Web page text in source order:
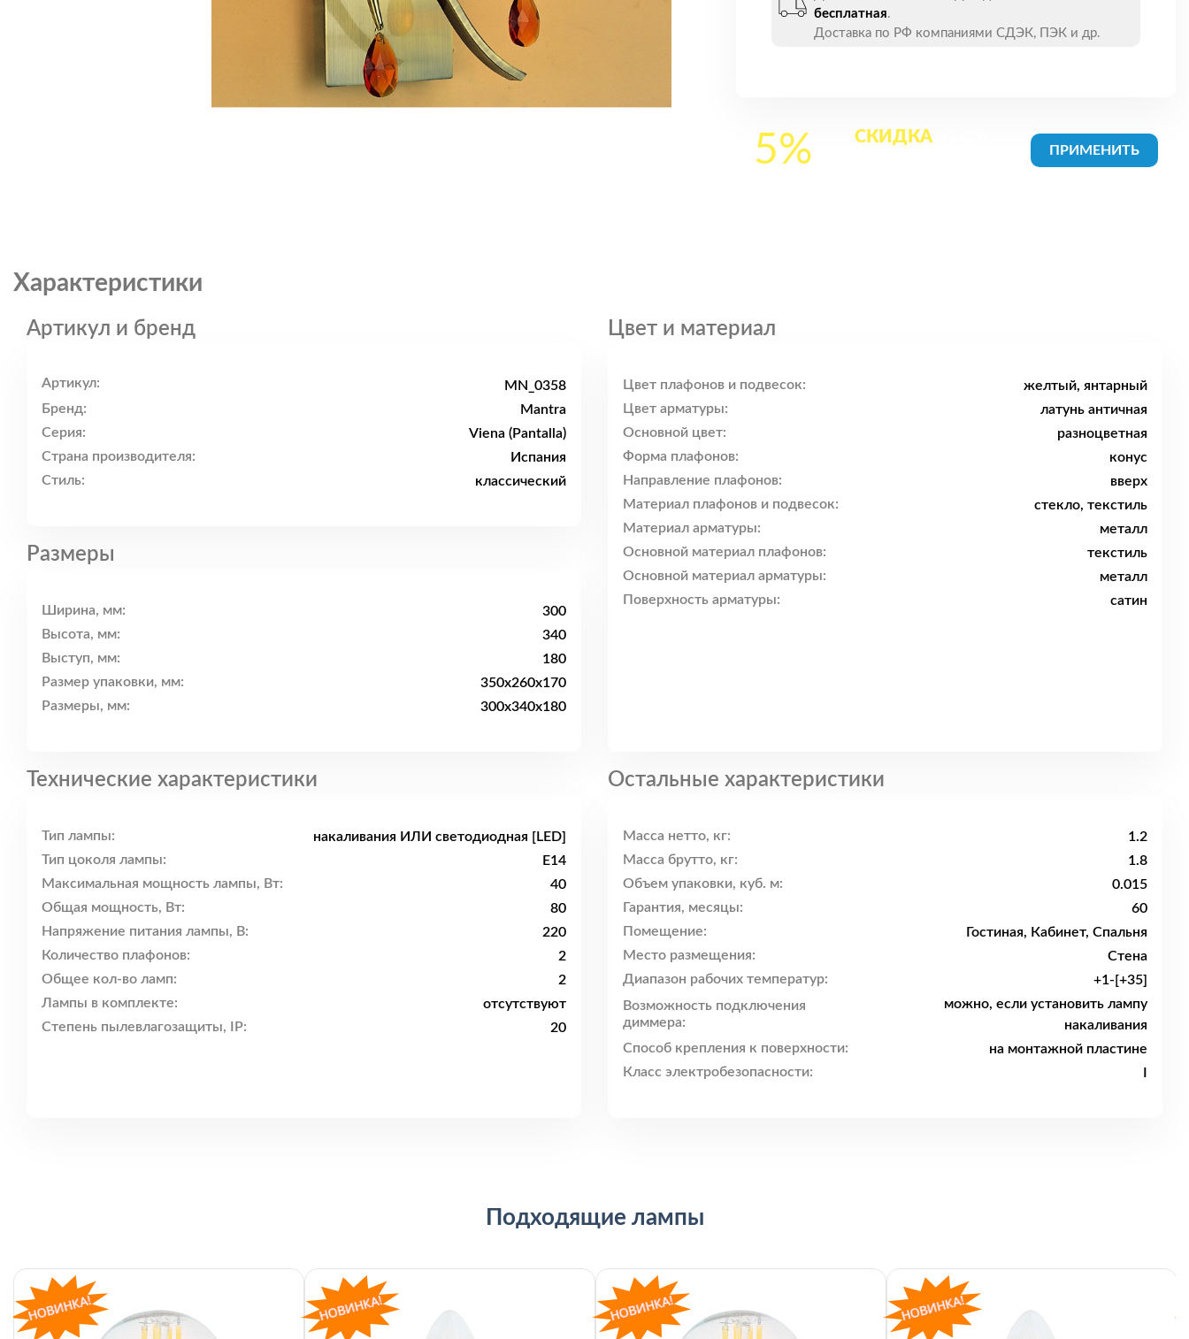
бесплатная.
Доставка по РФ компаниями СДЭК, ПЭК и др.
5% СКИДКА
Характеристики
Артикул и бренд
Артикул:
MN_0358
Бренд:
Mantra
Серия:
Viena (Pantalla)
Страна производителя:
Испания
Стиль:
классический
Размеры
Ширина, мм:
300
Высота, мм:
340
Выступ, мм:
180
Размер упаковки, мм:
350x260x170
Размеры, мм:
300x340x180
Цвет и материал
Цвет плафонов и подвесок:
желтый, янтарный
Цвет арматуры:
латунь античная
Основной цвет:
разноцветная
Форма плафонов:
конус
Направление плафонов:
вверх
Материал плафонов и подвесок:
стекло, текстиль
Материал арматуры:
металл
Основной материал плафонов:
текстиль
Основной материал арматуры:
металл
Поверхность арматуры:
сатин
Технические характеристики
Тип лампы:
накаливания ИЛИ светодиодная [LED]
Тип цоколя лампы:
E14
Максимальная мощность лампы, Вт:
40
Общая мощность, Вт:
80
Напряжение питания лампы, В:
220
Количество плафонов:
2
Общее кол-во ламп:
2
Лампы в комплекте:
отсутствуют
Степень пылевлагозащиты, IP:
20
Остальные характеристики
Масса нетто, кг:
1.2
Масса брутто, кг:
1.8
Объем упаковки, куб. м:
0.015
Гарантия, месяцы:
60
Помещение:
Гостиная, Кабинет, Спальня
Место размещения:
Стена
Диапазон рабочих температур:
+1-[+35]
Возможность подключения
диммера:
можно, если установить лампу
накаливания
Способ крепления к поверхности:
на монтажной пластине
Класс электробезопасности:
I
Подходящие лампы